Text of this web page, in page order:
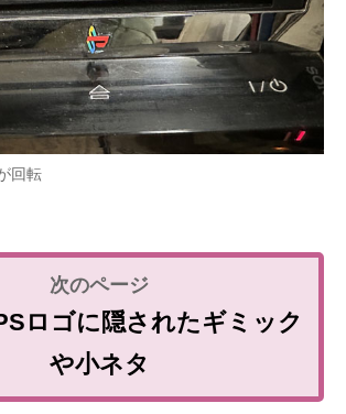
回転
ロゴに隠されたギミック
や小ネタ